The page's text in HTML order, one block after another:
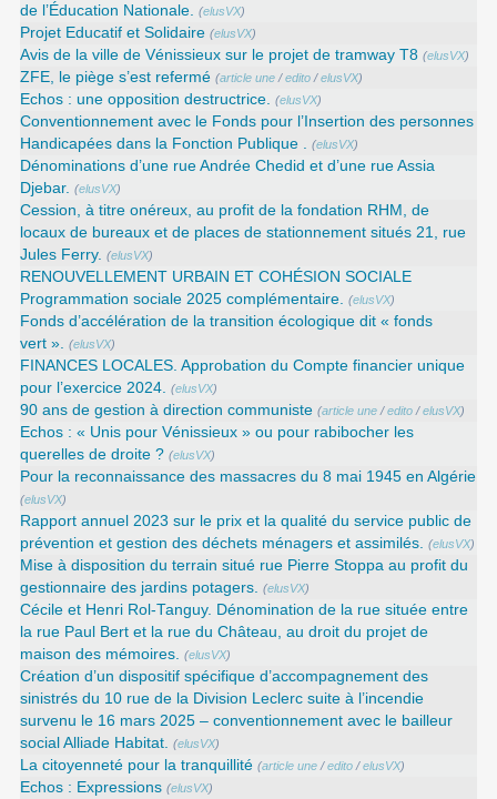
de l’Éducation Nationale.
(elusVX)
Projet Educatif et Solidaire (elusVX)
Avis de la ville de Vénissieux sur le projet de tramway T8 (elusVX)
ZFE, le piège s’est refermé (article une /edito /elusVX)
Echos : une opposition destructrice. (elusVX)
Conventionnement avec le Fonds pour l’Insertion des personnes
Handicapées dans la Fonction Publique .
(elusVX)
Dénominations d’une rue Andrée Chedid et d’une rue Assia
Djebar.
(elusVX)
Cession, à titre onéreux, au profit de la fondation RHM, de
locaux de bureaux et de places de stationnement situés 21, rue
Jules Ferry.
(elusVX)
RENOUVELLEMENT URBAIN ET COHÉSION SOCIALE
Programmation sociale 2025 complémentaire.
(elusVX)
Fonds d’accélération de la transition écologique dit « fonds
vert ».
(elusVX)
FINANCES LOCALES. Approbation du Compte financier unique
pour l’exercice 2024.
(elusVX)
90 ans de gestion à direction communiste (article une /edito /elusVX)
Echos : « Unis pour Vénissieux » ou pour rabibocher les
querelles de droite ? (elusVX)
Pour la reconnaissance des massacres du 8 mai 1945 en Algérie
(elusVX)
Rapport annuel 2023 sur le prix et la qualité du service public de
prévention et gestion des déchets ménagers et assimilés.
(elusVX)
Mise à disposition du terrain situé rue Pierre Stoppa au profit du
gestionnaire des jardins potagers.
(elusVX)
Cécile et Henri Rol-Tanguy. Dénomination de la rue située entre
la rue Paul Bert et la rue du Château, au droit du projet de
maison des mémoires.
(elusVX)
Création d’un dispositif spécifique d’accompagnement des
sinistrés du 10 rue de la Division Leclerc suite à l’incendie
survenu le 16 mars 2025 – conventionnement avec le bailleur
social Alliade Habitat.
(elusVX)
La citoyenneté pour la tranquillité (article une /edito /elusVX)
Echos : Expressions (elusVX)